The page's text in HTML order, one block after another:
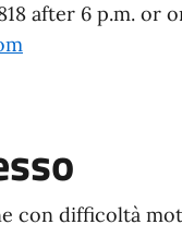
after 6 p.m. or
con difficoltà